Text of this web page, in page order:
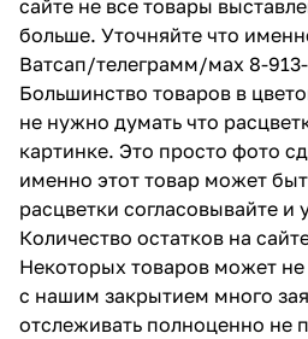
сайте не все товары
больше. Уточняйте что
Ватсап/телеграмм/мах 8-
Большинство товаров в
не нужно думать что
картинке. Это просто фото
именно этот товар может
расцветки согласовывайте и
Количество остатков на
Некоторых товаров может не
с нашим закрытием много
отслеживать полноценно не